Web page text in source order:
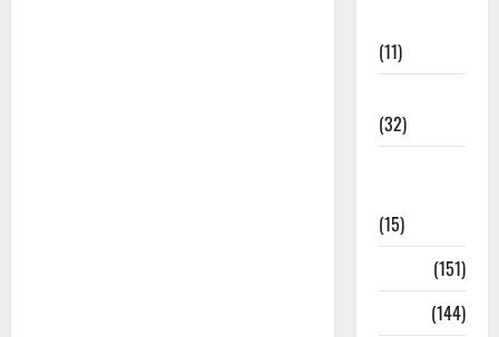
(11)
(32)
(15)
(151)
(144)